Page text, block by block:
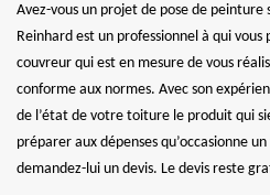
Avez-vous un projet de pose de
Reinhard est un professionnel à qui
couvreur qui est en mesure de vous
conforme aux normes. Avec son
de l’état de votre toiture le produit qui
préparer aux dépenses qu’occasionne
demandez-lui un devis. Le devis reste